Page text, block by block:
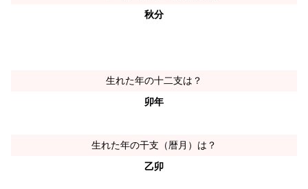
秋分
生れた年の十二支は？
卯年
生れた年の干支（暦月）は？
乙卯